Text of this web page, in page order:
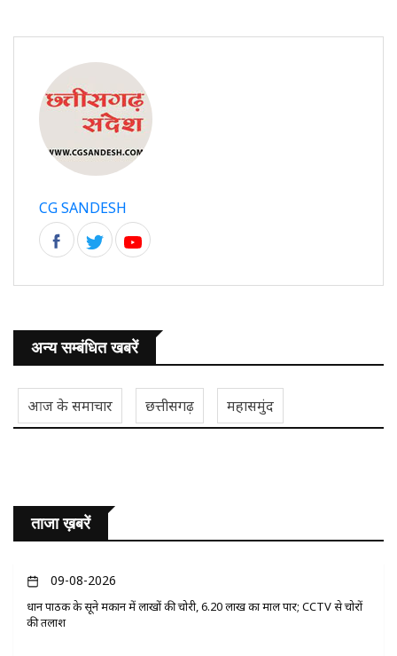
CG SANDESH
अन्य सम्बंधित खबरें
आज के समाचार छत्तीसगढ़ महासमुंद
ताजा ख़बरें
09-08-2026
प्रधान पाठक के सूने मकान में लाखों की चोरी, 6.20 लाख का माल पार; CCTV से चोरों
की तलाश